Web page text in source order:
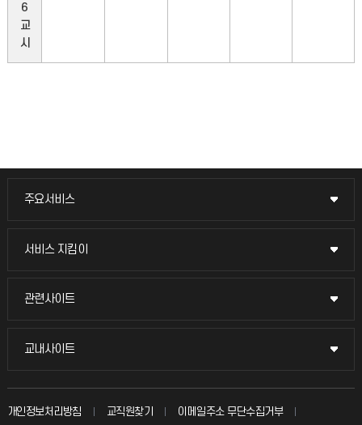
6
교
시
주요서비스
주요서비스
교무회의방송
입학안내
서비스 지킴이
서비스 지킴이
묻고 답하기
칭찬마당
관련사이트
관련사이트
국방헬프콜
교내사이트
교내사이트
교수회
개인정보처리방침 교직원찾기
이메일주소 무단수집거부